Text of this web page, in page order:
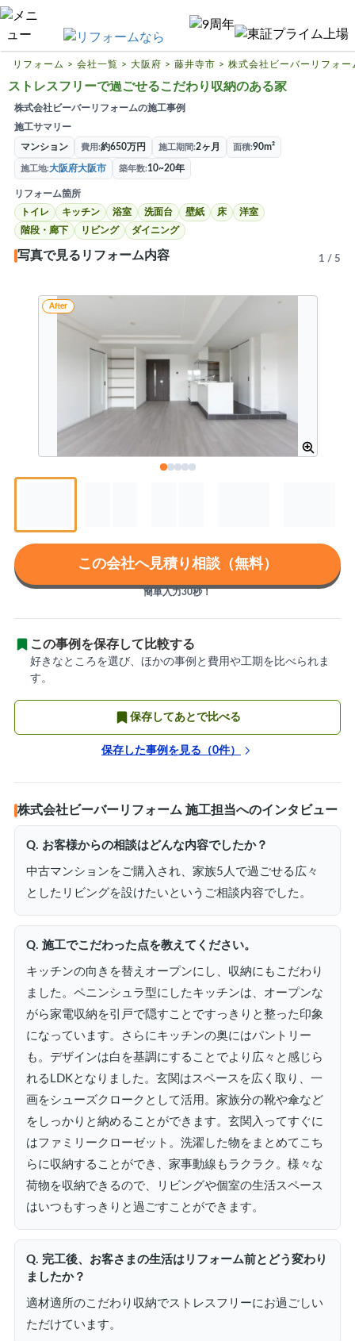
ハピすむリフォームとは
リフォームの基礎知識
リフォーム費用相場
リフォーム補助金
リフォーム会社一覧
閉じる
リフォーム > 会社一覧 > 大阪府 > 藤井寺市 > 株式会社ビーバーリフォー
ストレスフリーで過ごせるこだわり収納のある家
株式会社ビーバーリフォームの施工事例
施工サマリー
マンション 費用 約650万円 施工期間 2ヶ月 面積 90m²
施工地 大阪府大阪市 築年数 10~20年
リフォーム箇所
トイレ
キッチン 浴室 洗面台 壁紙 床
洋室
階段・廊下
リビング ダイニング
写真で見るリフォーム内容 1 / 5
After
この会社へ見積り相談（無料）
簡単入力30秒！
この事例を保存して比較する
好きなところを選び、ほかの事例と費用や工期を比べられま
す。
保存してあとで比べる
保存した事例を見る（0件）
株式会社ビーバーリフォーム 施工担当へのインタビュー
Q. お客様からの相談はどんな内容でしたか？
中古マンションをご購入され、家族5人で過ごせる広々
としたリビングを設けたいというご相談内容でした。
Q. 施工でこだわった点を教えてください。
キッチンの向きを替えオープンにし、収納にもこだわり
ました。ペニンシュラ型にしたキッチンは、オープンな
がら家電収納を引戸で隠すことですっきりと整った印象
になっています。さらにキッチンの奥にはパントリー
も。デザインは白を基調にすることでより広々と感じら
れるLDKとなりました。玄関はスペースを広く取り、一
画をシューズクロークとして活用。家族分の靴や傘など
をしっかりと納めることができます。玄関入ってすぐに
はファミリークローゼット。洗濯した物をまとめてこち
らに収納することができ、家事動線もラクラク。様々な
荷物を収納できるので、リビングや個室の生活スペース
はいつもすっきりと過ごすことができます。
Q. 完工後、お客さまの生活はリフォーム前とどう変わり
ましたか？
適材適所のこだわり収納でストレスフリーにお過ごしい
ただけています。